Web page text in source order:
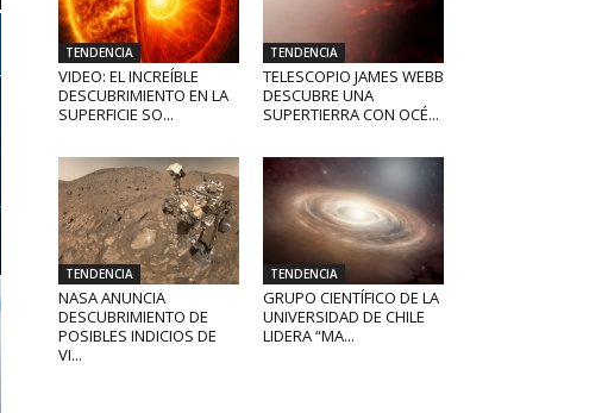
TENDENCIA
VIDEO: EL INCREÍBLE
DESCUBRIMIENTO EN LA
SUPERFICIE SO...
TENDENCIA
TELESCOPIO JAMES WEBB
DESCUBRE UNA
SUPERTIERRA CON OCÉ...
TENDENCIA
NASA ANUNCIA
DESCUBRIMIENTO DE
POSIBLES INDICIOS DE
VI...
TENDENCIA
GRUPO CIENTÍFICO DE LA
UNIVERSIDAD DE CHILE
LIDERA “MA...